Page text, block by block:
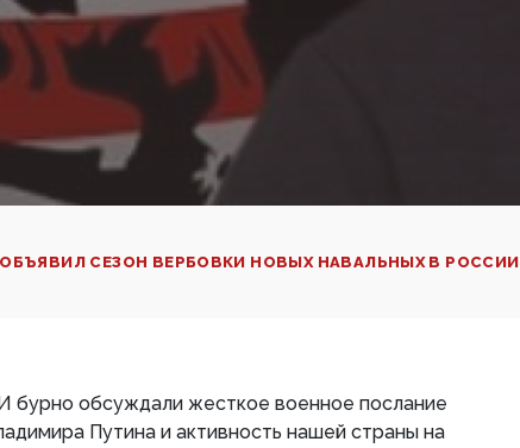
СЕЗОН ВЕРБОВКИ НОВЫХ НАВАЛЬНЫХ В РОССИИ
бурно обсуждали жесткое военное послание
Путина и активность нашей страны на